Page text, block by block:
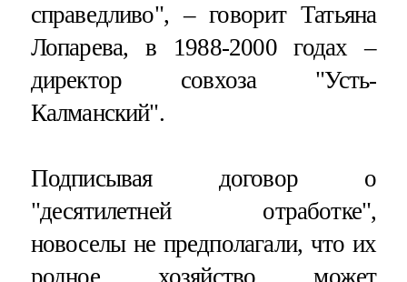
справедливо", – говорит Татьяна
Лопарева, в 1988-2000 годах –
директор совхоза "Усть-
Калманский".
Подписывая договор о
"десятилетней отработке",
новоселы не предполагали, что их